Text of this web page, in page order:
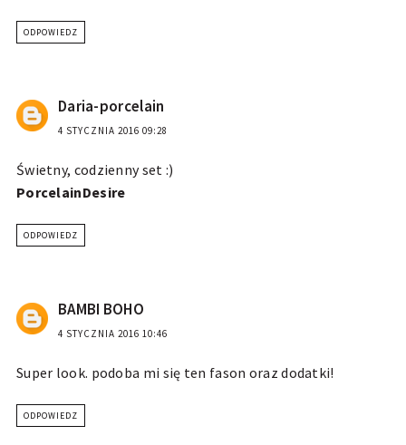
ODPOWIEDZ
Daria-porcelain
4 STYCZNIA 2016 09:28
Świetny, codzienny set :)
PorcelainDesire
ODPOWIEDZ
BAMBI BOHO
4 STYCZNIA 2016 10:46
Super look. podoba mi się ten fason oraz dodatki!
ODPOWIEDZ